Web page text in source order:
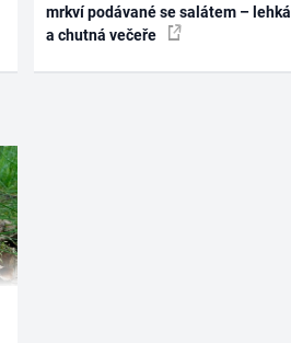
mrkví podávané se salátem – lehká
a chutná večeře